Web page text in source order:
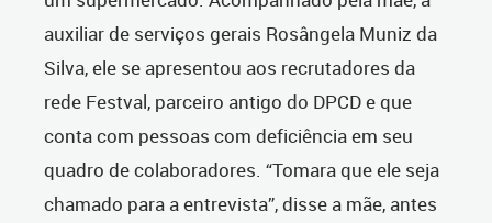
auxiliar de serviços gerais Rosângela Muniz da
Silva, ele se apresentou aos recrutadores da
rede Festval, parceiro antigo do DPCD e que
conta com pessoas com deficiência em seu
quadro de colaboradores. “Tomara que ele seja
chamado para a entrevista”, disse a mãe, antes